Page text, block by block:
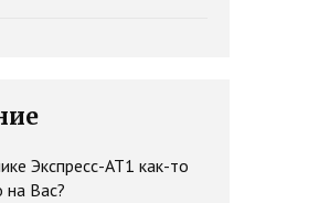
Экспресс-АТ1 как-то
на Вас?